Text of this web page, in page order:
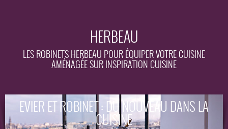
HERBEAU
LES ROBINETS HERBEAU POUR ÉQUIPER VOTRE CUISINE
AMÉNAGÉE SUR INSPIRATION CUISINE
EVIER ET ROBINET : DU NOUVEAU DANS LA
CUISINE